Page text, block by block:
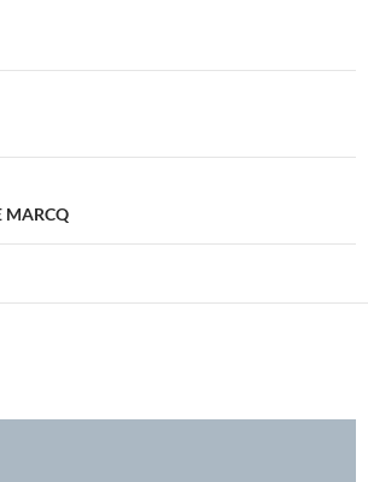
MARCQ